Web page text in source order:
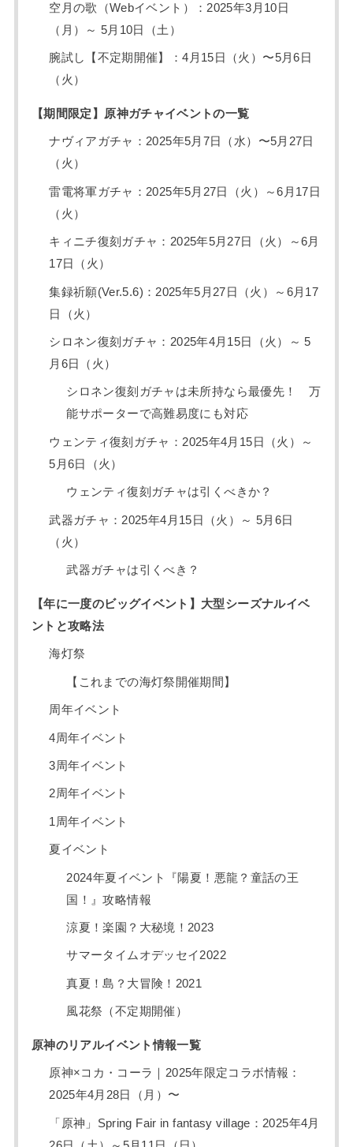
空月の歌（Webイベント）：2025年3月10日
（月）～ 5月10日（土）
腕試し【不定期開催】：4月15日（火）〜5月6日
（火）
【期間限定】原神ガチャイベントの一覧
ナヴィアガチャ：2025年5月7日（水）〜5月27日
（火）
雷電将軍ガチャ：2025年5月27日（火）～6月17日
（火）
キィニチ復刻ガチャ：2025年5月27日（火）～6月
17日（火）
集録祈願(Ver.5.6)：2025年5月27日（火）～6月17
日（火）
シロネン復刻ガチャ：2025年4月15日（火）～ 5
月6日（火）
シロネン復刻ガチャは未所持なら最優先！ 万
能サポーターで高難易度にも対応
ウェンティ復刻ガチャ：2025年4月15日（火）～
5月6日（火）
ウェンティ復刻ガチャは引くべきか？
武器ガチャ：2025年4月15日（火）～ 5月6日
（火）
武器ガチャは引くべき？
【年に一度のビッグイベント】大型シーズナルイベ
ントと攻略法
海灯祭
【これまでの海灯祭開催期間】
周年イベント
4周年イベント
3周年イベント
2周年イベント
1周年イベント
夏イベント
2024年夏イベント『陽夏！悪龍？童話の王
国！』攻略情報
涼夏！楽園？大秘境！2023
サマータイムオデッセイ2022
真夏！島？大冒険！2021
風花祭（不定期開催）
原神のリアルイベント情報一覧
原神×コカ・コーラ｜2025年限定コラボ情報：
2025年4月28日（月）〜
「原神」Spring Fair in fantasy village：2025年4月